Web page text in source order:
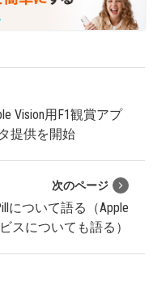
Vision用F1観賞アプ
提供を開始
次のページ
について語る（Apple
スについても語る）